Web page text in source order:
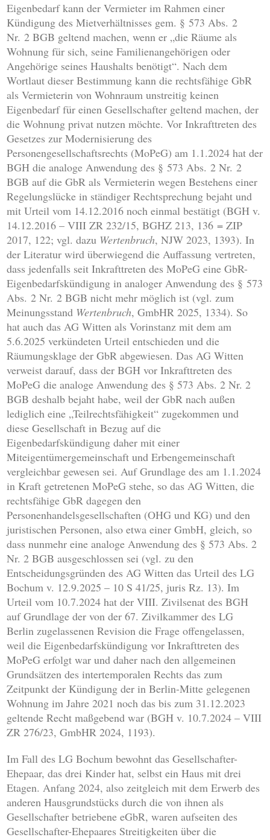
Eigenbedarf kann der Vermieter im Rahmen einer
Kündigung des Mietverhältnisses gem. § 573 Abs. 2
Nr. 2 BGB geltend machen, wenn er „die Räume als
Wohnung für sich, seine Familienangehörigen oder
Angehörige seines Haushalts benötigt“. Nach dem
Wortlaut dieser Bestimmung kann die rechtsfähige GbR
als Vermieterin von Wohnraum unstreitig keinen
Eigenbedarf für einen Gesellschafter geltend machen, der
die Wohnung privat nutzen möchte. Vor Inkrafttreten des
Gesetzes zur Modernisierung des
Personengesellschaftsrechts (MoPeG) am 1.1.2024 hat der
BGH die analoge Anwendung des § 573 Abs. 2 Nr. 2
BGB auf die GbR als Vermieterin wegen Bestehens einer
Regelungslücke in ständiger Rechtsprechung bejaht und
mit Urteil vom 14.12.2016 noch einmal bestätigt (BGH v.
14.12.2016 – VIII ZR 232/15, BGHZ 213, 136 = ZIP
2017, 122; vgl. dazu Wertenbruch, NJW 2023, 1393). In
der Literatur wird überwiegend die Auffassung vertreten,
dass jedenfalls seit Inkrafttreten des MoPeG eine GbR-
Eigenbedarfskündigung in analoger Anwendung des § 573
Abs. 2 Nr. 2 BGB nicht mehr möglich ist (vgl. zum
Meinungsstand Wertenbruch, GmbHR 2025, 1334). So
hat auch das AG Witten als Vorinstanz mit dem am
5.6.2025 verkündeten Urteil entschieden und die
Räumungsklage der GbR abgewiesen. Das AG Witten
verweist darauf, dass der BGH vor Inkrafttreten des
MoPeG die analoge Anwendung des § 573 Abs. 2 Nr. 2
BGB deshalb bejaht habe, weil der GbR nach außen
lediglich eine „Teilrechtsfähigkeit“ zugekommen und
diese Gesellschaft in Bezug auf die
Eigenbedarfskündigung daher mit einer
Miteigentümergemeinschaft und Erbengemeinschaft
vergleichbar gewesen sei. Auf Grundlage des am 1.1.2024
in Kraft getretenen MoPeG stehe, so das AG Witten, die
rechtsfähige GbR dagegen den
Personenhandelsgesellschaften (OHG und KG) und den
juristischen Personen, also etwa einer GmbH, gleich, so
dass nunmehr eine analoge Anwendung des § 573 Abs. 2
Nr. 2 BGB ausgeschlossen sei (vgl. zu den
Entscheidungsgründen des AG Witten das Urteil des LG
Bochum v. 12.9.2025 – 10 S 41/25, juris Rz. 13). Im
Urteil vom 10.7.2024 hat der VIII. Zivilsenat des BGH
auf Grundlage der von der 67. Zivilkammer des LG
Berlin zugelassenen Revision die Frage offengelassen,
weil die Eigenbedarfskündigung vor Inkrafttreten des
MoPeG erfolgt war und daher nach den allgemeinen
Grundsätzen des intertemporalen Rechts das zum
Zeitpunkt der Kündigung der in Berlin-Mitte gelegenen
Wohnung im Jahre 2021 noch das bis zum 31.12.2023
geltende Recht maßgebend war (BGH v. 10.7.2024 – VIII
ZR 276/23, GmbHR 2024, 1193).
Im Fall des LG Bochum bewohnt das Gesellschafter-
Ehepaar, das drei Kinder hat, selbst ein Haus mit drei
Etagen. Anfang 2024, also zeitgleich mit dem Erwerb des
anderen Hausgrundstücks durch die von ihnen als
Gesellschafter betriebene eGbR, waren aufseiten des
Gesellschafter-Ehepaares Streitigkeiten über die